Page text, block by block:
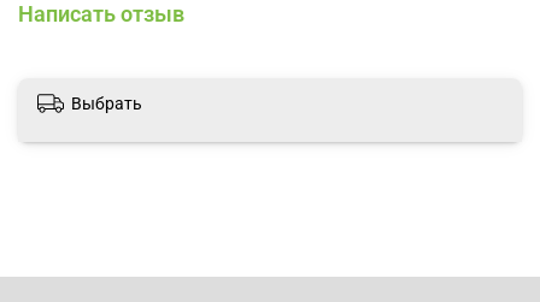
Написать отзыв
Выбрать